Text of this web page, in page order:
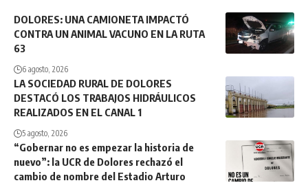
DOLORES: UNA CAMIONETA IMPACTÓ
CONTRA UN ANIMAL VACUNO EN LA RUTA
63
6 agosto, 2026
LA SOCIEDAD RURAL DE DOLORES
DESTACÓ LOS TRABAJOS HIDRÁULICOS
REALIZADOS EN EL CANAL 1
5 agosto, 2026
“Gobernar no es empezar la historia de
nuevo”: la UCR de Dolores rechazó el
cambio de nombre del Estadio Arturo